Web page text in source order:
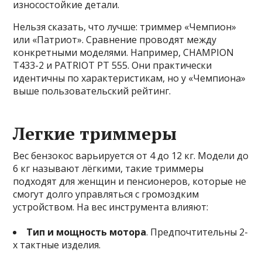
износостойкие детали.
Нельзя сказать, что лучше: триммер «Чемпион»
или «Патриот». Сравнение проводят между
конкретными моделями. Например, CHAMPION
T433-2 и PATRIOT PT 555. Они практически
идентичны по характеристикам, но у «Чемпиона»
выше пользовательский рейтинг.
Легкие триммеры
Вес бензокос варьируется от 4 до 12 кг. Модели до
6 кг называют лёгкими, такие триммеры
подходят для женщин и пенсионеров, которые не
смогут долго управляться с громоздким
устройством. На вес инструмента влияют:
Тип и мощность мотора. Предпочтительны 2-
х тактные изделия.